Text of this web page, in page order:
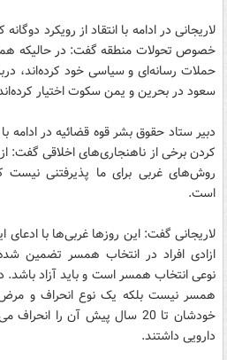
لاریجانی در ادامه با انتقاد از رویکرد
خصوص تحولات منطقه گفت: در حالیکه
حملات رسانه‌ای و سیاسی خود کرده‌اند،
سعود در بحرین و یمن سکوت اختیار
دبیر ستاد حقوق بشر قوه قضائیه در ادامه
کردن برخی از ناهنجاری‌‌های اخلاقی گفت:
روش‌های غربی برای ما پذیرفتنی نیست
است.
لاریجانی گفت: این روزها غربی‌ها با
ازادی افراد در انتخاب همسر تضمین
نوعی انتخاب همسر است و باید آزاد
همسر نیست بلکه یک نوع انحراف و
خودشان تا 20 سال پیش آن را
دارویی داشتند.